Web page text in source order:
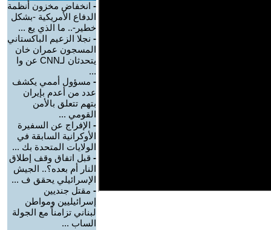
- انخفاض مخزون أنظمة
الدفاع الأمريكية -بشكل
خطير-.. ما الذي يع ...
- نجلا الزعيم الباكستاني
المسجون عمران خان
يتحدثان لـCNN عن وا
...
- مسؤول أممي يكشف
عدد من أعدم بإيران
بتهم تتعلق بالأمن
القومي ...
- الإفراج عن السفيرة
الأوكرانية السابقة في
الولايات المتحدة بك ...
- قبل اتفاق وقف إطلاق
النار أم بعده؟.. الجيش
الإسرائيلي يحقق ف ...
- مقتل جنديين
إسرائيليين ومواطن
لبناني تزامناً مع الجولة
الساب ...